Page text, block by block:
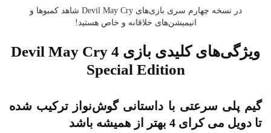
در نسخه چهارم سری بازی‌های Devil May Cry شاهد کمبوها و
انیمیشن‌های خلاقانه و خاص هستید!
ویژگی‌های کلیدی بازی Devil May Cry 4
Special Edition
پلی سرعتی با داستانی گوش‌نواز ترکیب شده
می کرای 4 بهتر از همیشه باشد